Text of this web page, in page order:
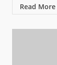
Read More